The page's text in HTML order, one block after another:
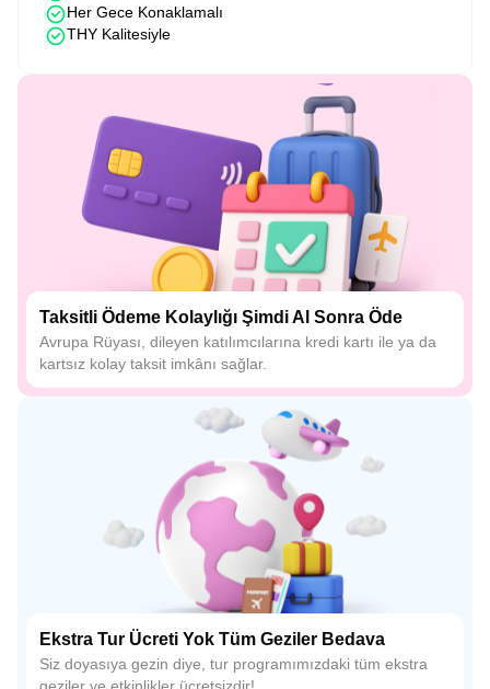
Her Gece Konaklamalı
THY Kalitesiyle
Taksitli Ödeme Kolaylığı Şimdi Al Sonra Öde
Avrupa Rüyası, dileyen katılımcılarına kredi kartı ile ya da
kartsız kolay taksit imkânı sağlar.
Ekstra Tur Ücreti Yok Tüm Geziler Bedava
Siz doyasıya gezin diye, tur programımızdaki tüm ekstra